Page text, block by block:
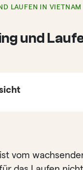
LAUFEN IN VIETNAM
und
vom